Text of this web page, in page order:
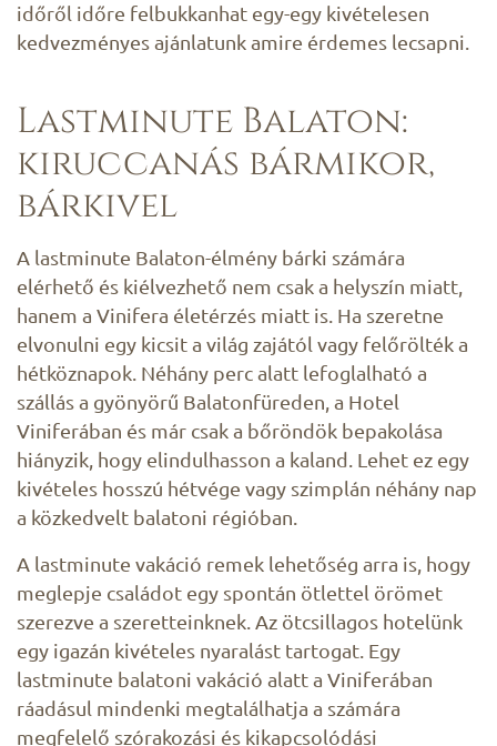
időről időre felbukkanhat egy-egy kivételesen
kedvezményes ajánlatunk amire érdemes lecsapni.
Lastminute Balaton:
kiruccanás bármikor,
bárkivel
A lastminute Balaton-élmény bárki számára
elérhető és kiélvezhető nem csak a helyszín miatt,
hanem a Vinifera életérzés miatt is. Ha szeretne
elvonulni egy kicsit a világ zajától vagy felőrölték a
hétköznapok. Néhány perc alatt lefoglalható a
szállás a gyönyörű Balatonfüreden, a Hotel
Viniferában és már csak a bőröndök bepakolása
hiányzik, hogy elindulhasson a kaland. Lehet ez egy
kivételes hosszú hétvége vagy szimplán néhány nap
a közkedvelt balatoni régióban.
A lastminute vakáció remek lehetőség arra is, hogy
meglepje családot egy spontán ötlettel örömet
szerezve a szeretteinknek. Az ötcsillagos hotelünk
egy igazán kivételes nyaralást tartogat. Egy
lastminute balatoni vakáció alatt a Viniferában
ráadásul mindenki megtalálhatja a számára
megfelelő szórakozási és kikapcsolódási